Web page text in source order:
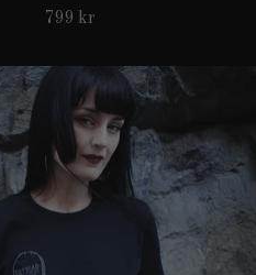
799 kr